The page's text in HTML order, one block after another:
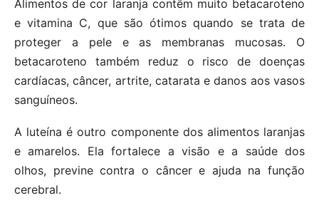
Alimentos de cor laranja contêm muito betacaroteno
e vitamina C, que são ótimos quando se trata de
proteger a pele e as membranas mucosas. O
betacaroteno também reduz o risco de doenças
cardíacas, câncer, artrite, catarata e danos aos vasos
sanguíneos.
A luteína é outro componente dos alimentos laranjas
e amarelos. Ela fortalece a visão e a saúde dos
olhos, previne contra o câncer e ajuda na função
cerebral.